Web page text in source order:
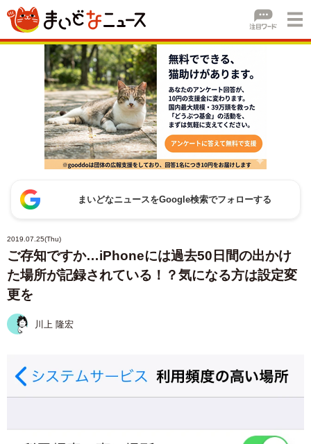
まいどなニュースをGoogle検索でフォローする
2019.07.25(Thu)
ご存知ですか…iPhoneには過去50日間の出かけ
た場所が記録されている！？気になる方は設定変
更を
川上 隆宏